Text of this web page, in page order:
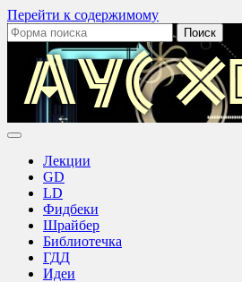
Перейти к содержимому
Поиск:
Аус
Лекции
GD
LD
Фидбеки
Шрайбер
Библиотечка
ГДД
Идеи